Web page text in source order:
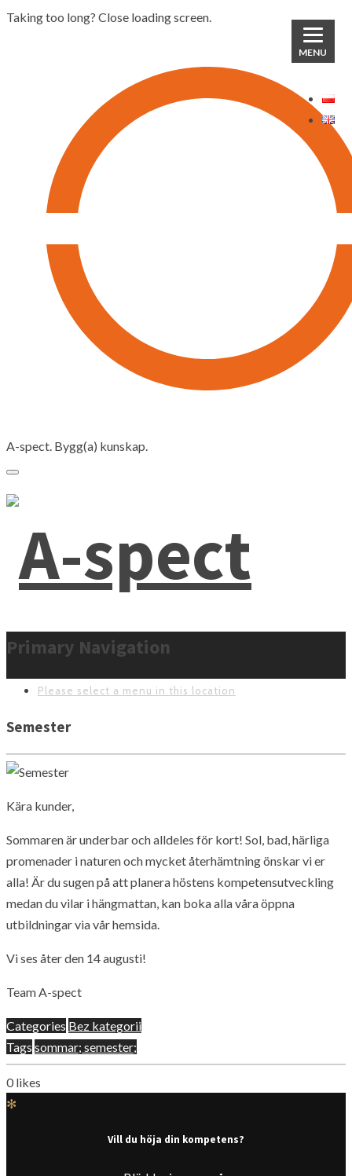
Taking too long? Close loading screen.
A-spect. Bygg(a) kunskap.
MENU
Primary Navigation
Please select a menu in this location
Semester
Kära kunder,
Sommaren är underbar och alldeles för kort! Sol, bad, härliga
promenader i naturen och mycket återhämtning önskar vi er
alla! Är du sugen på att planera höstens kompetensutveckling
medan du vilar i hängmattan, kan boka alla våra öppna
utbildningar via vår hemsida.
Vi ses åter den 14 augusti!
Team A-spect
Categories Bez kategorii
Tags sommar; semester;
0 likes
✻
Vill du höja din kompetens?